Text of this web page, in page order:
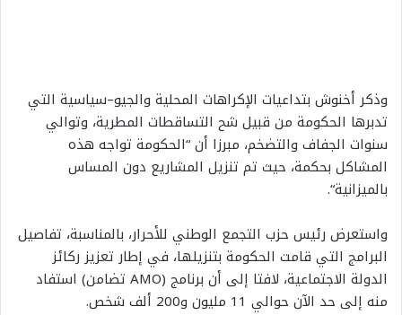
وذكر أخنوش بتداعيات الإكراهات المحلية والجيو–سياسية التي
تدبرها الحكومة من قبيل شح التساقطات المطرية، وتوالي
سنوات الجفاف والتضخم، مبرزا أن“الحكومة تواجه هذه
المشاكل بحكمة، حيث تم تنزيل المشاريع دون المساس
بالميزانية“.
واستعرض رئيس حزب التجمع الوطني للأحرار، بالمناسبة، تفاصيل
البرامج التي قامت الحكومة بتنزيلها، في إطار تعزيز ركائز
الدولة الاجتماعية، لافتا إلى أن برنامج (AMO تضامن) استفاد
منه إلى حد الآن حوالي مليون و200 ألف شخص.